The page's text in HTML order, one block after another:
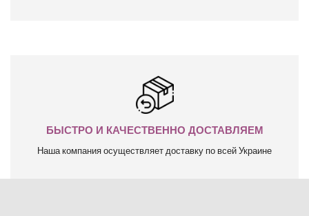
БЫСТРО И КАЧЕСТВЕННО ДОСТАВЛЯЕМ
Наша компания осуществляет доставку по всей Украине